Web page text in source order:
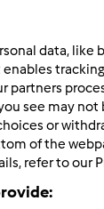
data, like
partners
see may not
or
of the
refer to our